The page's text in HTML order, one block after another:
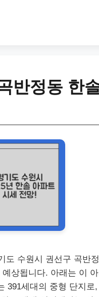
반정동 한
도 수원시 권선구 곡반
상됩니다. 아래는 이
391세대의 중형 단지로